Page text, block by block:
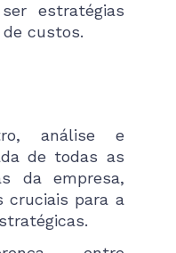
estratégias
custos​.
análise e
de todas as
da empresa,
cruciais para a